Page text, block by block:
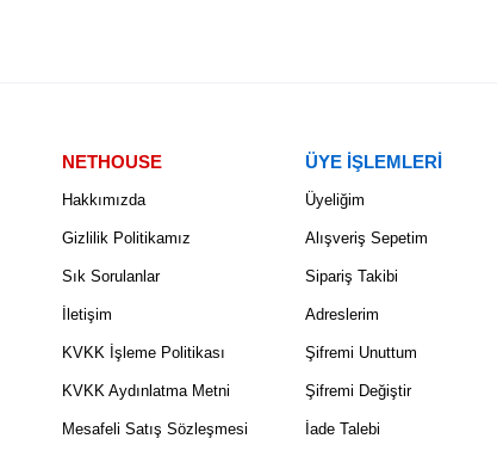
NETHOUSE
Hakkımızda
Gizlilik Politikamız
Sık Sorulanlar
İletişim
KVKK İşleme Politikası
KVKK Aydınlatma Metni
Mesafeli Satış Sözleşmesi
ÜYE İŞLEMLERİ
Üyeliğim
Alışveriş Sepetim
Sipariş Takibi
Adreslerim
Şifremi Unuttum
Şifremi Değiştir
İade Talebi